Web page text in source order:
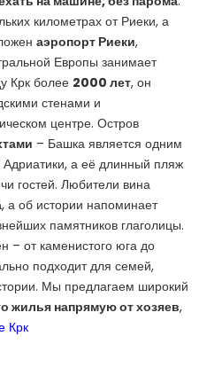
километрах от Риеки, а
аэропорт Риеки,
Европы занимает
Крк более 2000 лет, он
стенами и
центре. Остров
– Башка является одним
а её длинный пляж
гостей. Любители вина
, а об истории напоминает
памятников глаголицы.
– от каменистого юга до
подходит для семей,
Мы предлагаем широкий
жилья напрямую от хозяев,
Крк